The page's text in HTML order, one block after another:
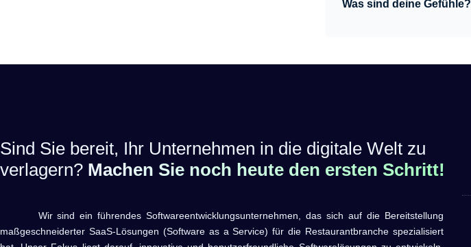
Was sind deine Gefühle?
Sind Sie bereit, Ihr Unternehmen in die digitale Welt zu
verlagern? Machen Sie noch heute den ersten Schritt!
Wir sind ein führendes Softwareentwicklungsunternehmen, das sich auf die Bereitstellung
maßgeschneiderter SaaS-Lösungen (Software as a Service) für die Restaurantbranche spezialisiert